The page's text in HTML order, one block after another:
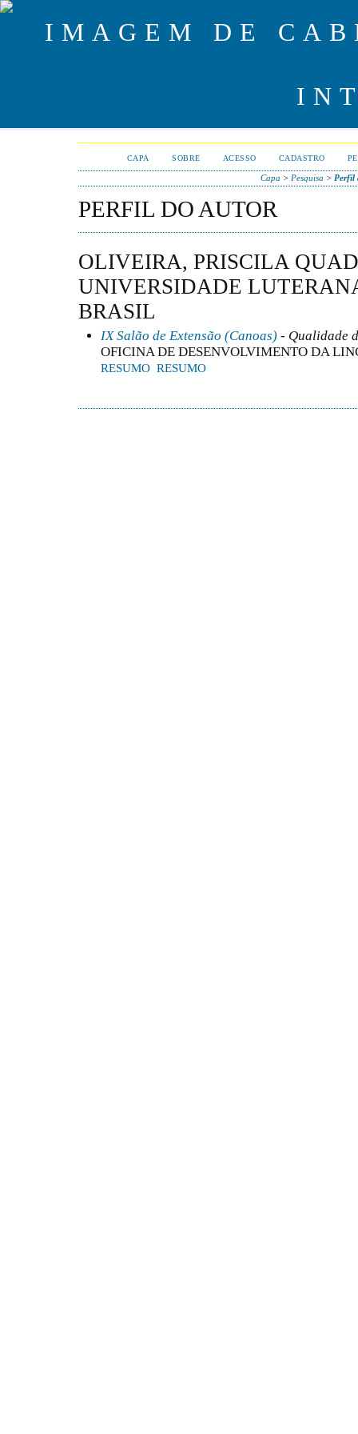
CAPA SOBRE ACESSO CADASTRO
Capa > Pesquisa > Perfil
PERFIL DO AUTOR
OLIVEIRA, PRISCILA
UNIVERSIDADE
BRASIL
IX Salão de Extensão (Canoas) - Qualidade
OFICINA DE DESENVOLVIMENTO DA
RESUMO RESUMO